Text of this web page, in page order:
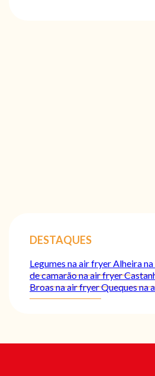
DESTAQUES
Legumes na air fryer Alheira
de camarão na air fryer
Broas na air fryerQueques na